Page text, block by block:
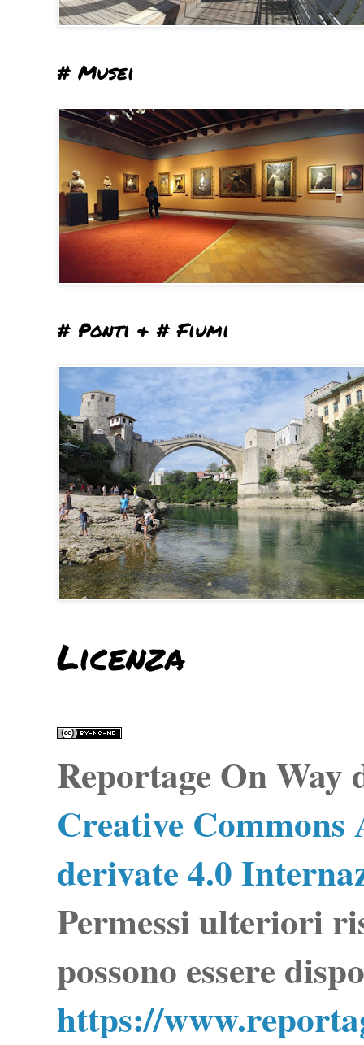
# Musei
# Ponti & # Fiumi
Licenza
Reportage On Way
Creative
derivate 4.0
Permessi ulteriori
possono essere
https://